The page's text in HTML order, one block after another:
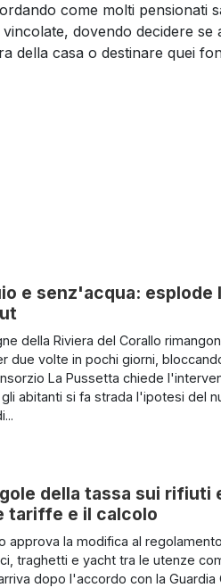
come molti pensionati
dovendo decidere se
della casa o destinare quei
e senz'acqua: esplode
della Riviera del Corallo
due volte in pochi giorni,
La Pussetta chiede
abitanti si fa strada l'ipotesi del
della tassa sui rifiuti
tariffe e il calcolo
approva la modifica al
traghetti e yacht tra le utenze
dopo l'accordo con la Guardia